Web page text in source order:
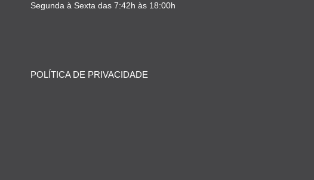
Segunda à Sexta das 7:42h às 18:00h
POLÍTICA DE PRIVACIDADE